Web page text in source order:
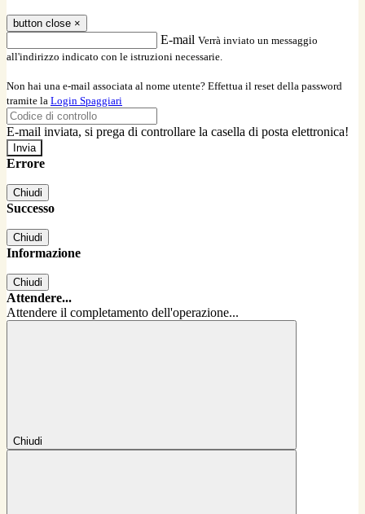
button close ×
E-mail Verrà inviato un messaggio
all'indirizzo indicato con le istruzioni necessarie.
Non hai una e-mail associata al nome utente? Effettua il reset della password
tramite la Login Spaggiari
E-mail inviata, si prega di controllare la casella di posta elettronica!
Errore
Chiudi
Successo
Chiudi
Informazione
Chiudi
Attendere...
Attendere il completamento dell'operazione...
Chiudi